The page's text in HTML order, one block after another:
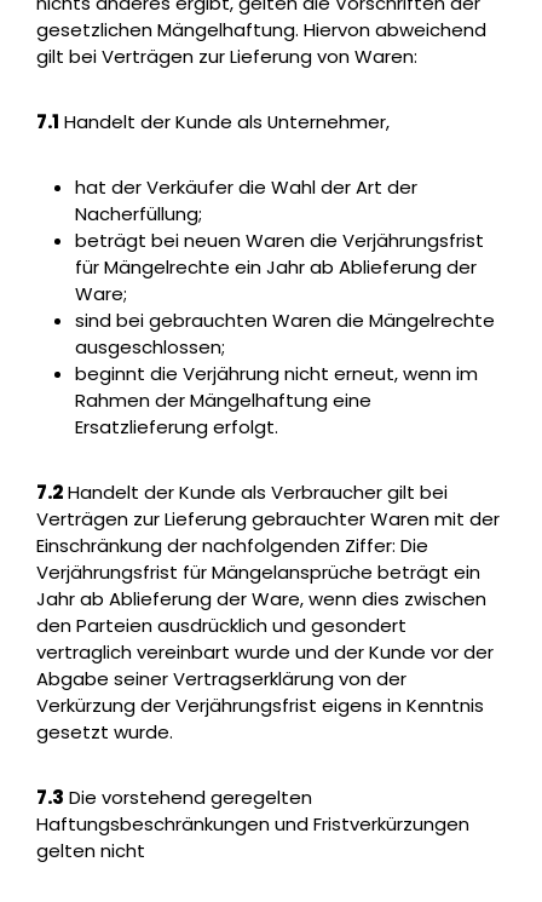
gesetzlichen Mängelhaftung. Hiervon abweichend
gilt bei Verträgen zur Lieferung von Waren:
7.1 Handelt der Kunde als Unternehmer,
hat der Verkäufer die Wahl der Art der
Nacherfüllung;
beträgt bei neuen Waren die Verjährungsfrist
für Mängelrechte ein Jahr ab Ablieferung der
Ware;
sind bei gebrauchten Waren die Mängelrechte
ausgeschlossen;
beginnt die Verjährung nicht erneut, wenn im
Rahmen der Mängelhaftung eine
Ersatzlieferung erfolgt.
7.2Handelt der Kunde als Verbraucher gilt bei
Verträgen zur Lieferung gebrauchter Waren mit der
Einschränkung der nachfolgenden Ziffer: Die
Verjährungsfrist für Mängelansprüche beträgt ein
Jahr ab Ablieferung der Ware, wenn dies zwischen
den Parteien ausdrücklich und gesondert
vertraglich vereinbart wurde und der Kunde vor der
Abgabe seiner Vertragserklärung von der
Verkürzung der Verjährungsfrist eigens in Kenntnis
gesetzt wurde.
7.3 Die vorstehend geregelten
Haftungsbeschränkungen und Fristverkürzungen
gelten nicht